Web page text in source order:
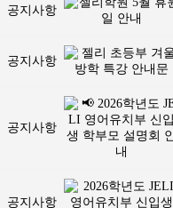
공지사항
공지사항
공지사항
공지사항